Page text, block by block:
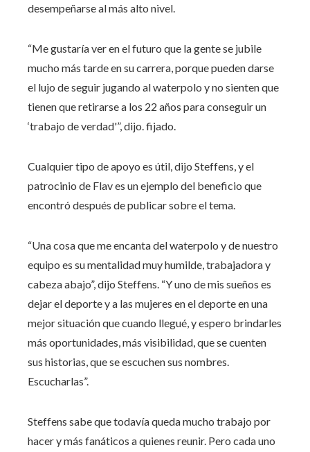
desempeñarse al más alto nivel.
“Me gustaría ver en el futuro que la gente se jubile
mucho más tarde en su carrera, porque pueden darse
el lujo de seguir jugando al waterpolo y no sienten que
tienen que retirarse a los 22 años para conseguir un
‘trabajo de verdad'”, dijo. fijado.
Cualquier tipo de apoyo es útil, dijo Steffens, y el
patrocinio de Flav es un ejemplo del beneficio que
encontró después de publicar sobre el tema.
“Una cosa que me encanta del waterpolo y de nuestro
equipo es su mentalidad muy humilde, trabajadora y
cabeza abajo”, dijo Steffens. “Y uno de mis sueños es
dejar el deporte y a las mujeres en el deporte en una
mejor situación que cuando llegué, y espero brindarles
más oportunidades, más visibilidad, que se cuenten
sus historias, que se escuchen sus nombres.
Escucharlas”.
Steffens sabe que todavía queda mucho trabajo por
hacer y más fanáticos a quienes reunir. Pero cada uno